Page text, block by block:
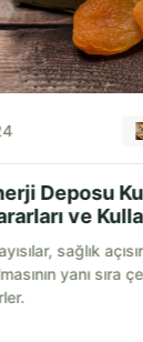
Deposu
ve
sağlık
yanı sıra